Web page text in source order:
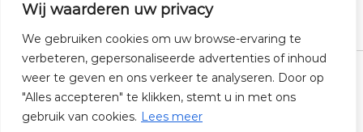
Wij waarderen uw privacy
We gebruiken cookies om uw browse-ervaring te
verbeteren, gepersonaliseerde advertenties of inhoud
weer te geven en ons verkeer te analyseren. Door op
"Alles accepteren" te klikken, stemt u in met ons
gebruik van cookies. Lees meer
SEO copywriting